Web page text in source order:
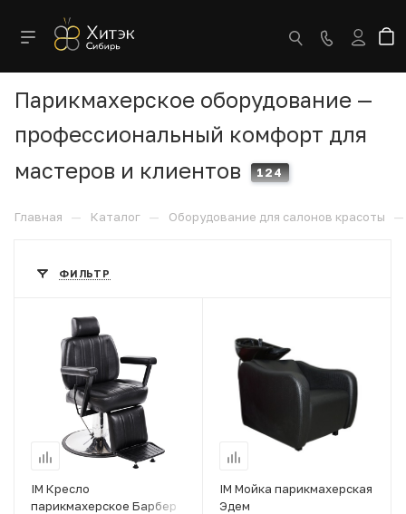
Парикмахерское оборудование —
профессиональный комфорт для
мастеров и клиентов
124
Главная — Каталог — Оборудование для салонов красоты —
ФИЛЬТР
IM Кресло
парикмахерское Барбер
IM Мойка парикмахерская
Эдем